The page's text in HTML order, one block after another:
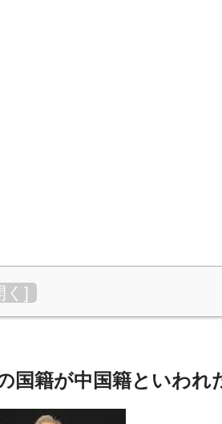
く ]
国籍が中国籍といわれ